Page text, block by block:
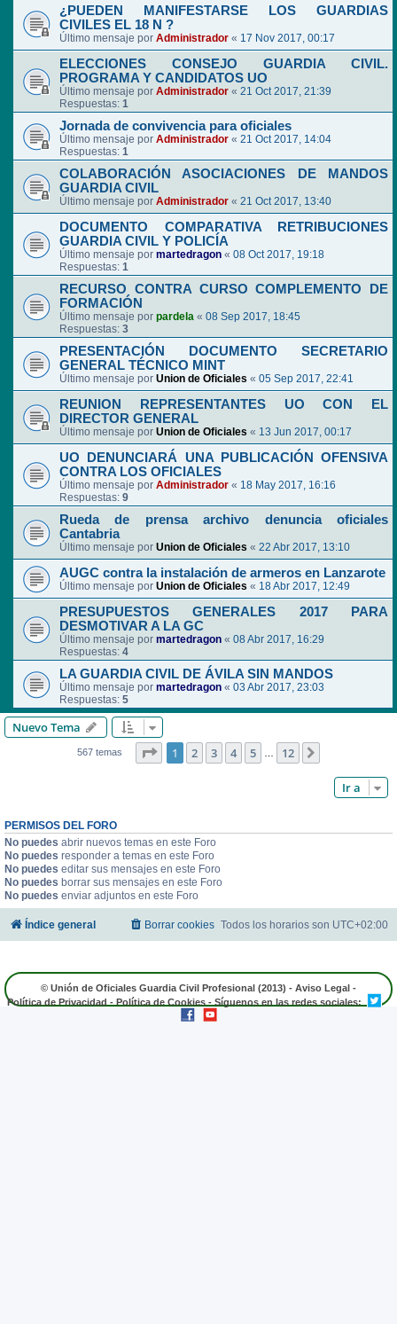
¿PUEDEN MANIFESTARSE LOS GUARDIAS
CIVILES EL 18 N ?
Último mensaje por Administrador « 17 Nov 2017, 00:17
ELECCIONES CONSEJO GUARDIA CIVIL.
PROGRAMA Y CANDIDATOS UO
Último mensaje por Administrador « 21 Oct 2017, 21:39
Respuestas: 1
Jornada de convivencia para oficiales
Último mensaje por Administrador « 21 Oct 2017, 14:04
Respuestas: 1
COLABORACIÓN ASOCIACIONES DE MANDOS
GUARDIA CIVIL
Último mensaje por Administrador « 21 Oct 2017, 13:40
DOCUMENTO COMPARATIVA RETRIBUCIONES
GUARDIA CIVIL Y POLICÍA
Último mensaje por martedragon « 08 Oct 2017, 19:18
Respuestas: 1
RECURSO CONTRA CURSO COMPLEMENTO DE
FORMACIÓN
Último mensaje por pardela « 08 Sep 2017, 18:45
Respuestas: 3
PRESENTACIÓN DOCUMENTO SECRETARIO
GENERAL TÉCNICO MINT
Último mensaje por Union de Oficiales « 05 Sep 2017, 22:41
REUNION REPRESENTANTES UO CON EL
DIRECTOR GENERAL
Último mensaje por Union de Oficiales « 13 Jun 2017, 00:17
UO DENUNCIARÁ UNA PUBLICACIÓN OFENSIVA
CONTRA LOS OFICIALES
Último mensaje por Administrador « 18 May 2017, 16:16
Respuestas: 9
Rueda de prensa archivo denuncia oficiales
Cantabria
Último mensaje por Union de Oficiales « 22 Abr 2017, 13:10
AUGC contra la instalación de armeros en Lanzarote
Último mensaje por Union de Oficiales « 18 Abr 2017, 12:49
PRESUPUESTOS GENERALES 2017 PARA
DESMOTIVAR A LA GC
Último mensaje por martedragon « 08 Abr 2017, 16:29
Respuestas: 4
LA GUARDIA CIVIL DE ÁVILA SIN MANDOS
Último mensaje por martedragon « 03 Abr 2017, 23:03
Respuestas: 5
Nuevo Tema
567 temas Página de 12
1 2 3 4 5 … 12
Ir a
PERMISOS DEL FORO
No puedes abrir nuevos temas en este Foro
No puedes responder a temas en este Foro
No puedes editar sus mensajes en este Foro
No puedes borrar sus mensajes en este Foro
No puedes enviar adjuntos en este Foro
Índice general Todos los horarios son UTC+02:00
Borrar cookies
© Unión de Oficiales Guardia Civil Profesional (2013) - Aviso Legal -
Política de Privacidad-Política de Cookies- Síguenos en las redes sociales: